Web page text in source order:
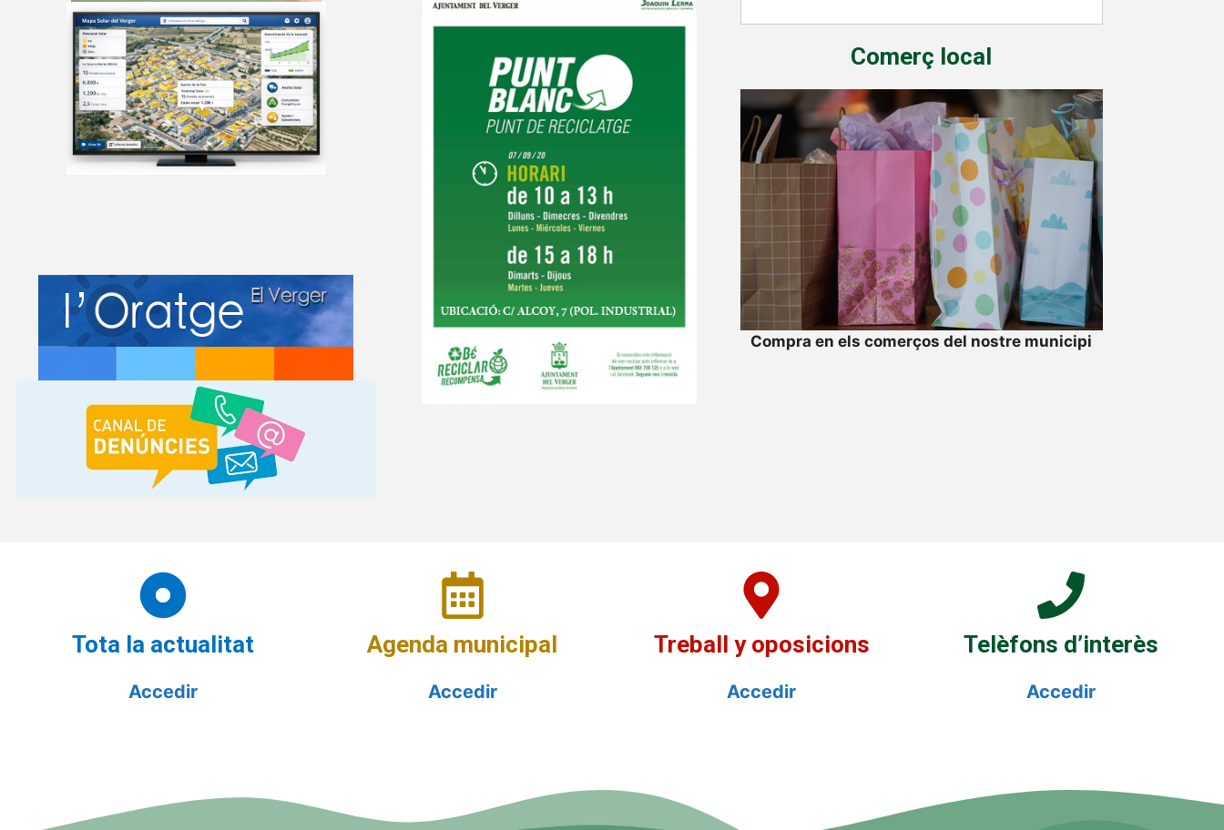
Comerç local
Compra en els comerços del nostre municipi
Tota la actualitat
Accedir
Agenda municipal
Accedir
Treball y oposicions
Accedir
Telèfons d’interès
Accedir